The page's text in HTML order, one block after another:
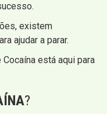
existem
ajudar a parar.
está aqui para
?